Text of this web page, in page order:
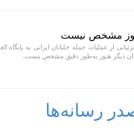
مشخص نیست
از عملیات حمله خلبانان ایرانی به پایگاه
دیگر هنوز به‌طور دقیق مشخص نیست.
رسانه‌ها